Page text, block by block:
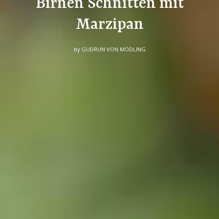
Birnen Schnitten mit
Marzipan
by GUDRUN VON MÖDLING